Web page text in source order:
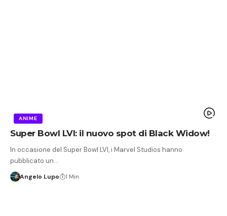
ANIME
Super Bowl LVI: il nuovo spot di Black Widow!
In occasione del Super Bowl LVI, i Marvel Studios hanno
pubblicato un…
Angelo Lupo 1 Min